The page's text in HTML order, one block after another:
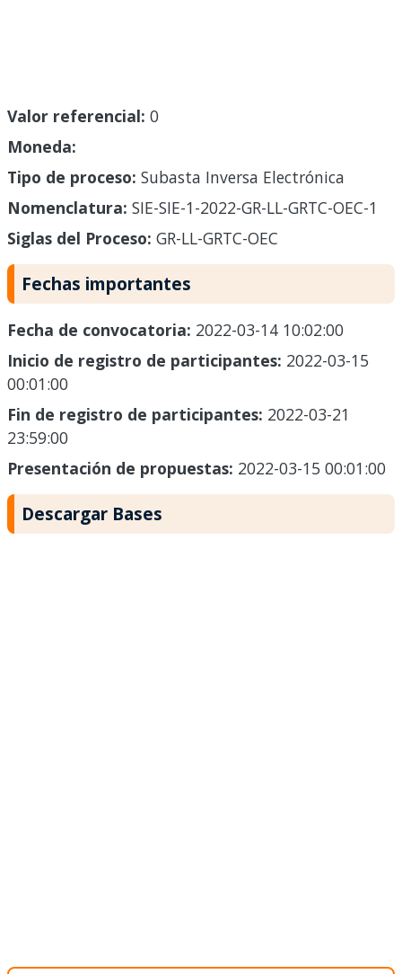
Valor referencial: 0
Moneda:
Tipo de proceso: Subasta Inversa Electrónica
Nomenclatura: SIE-SIE-1-2022-GR-LL-GRTC-OEC-1
Siglas del Proceso: GR-LL-GRTC-OEC
Fechas importantes
Fecha de convocatoria: 2022-03-14 10:02:00
Inicio de registro de participantes: 2022-03-15
00:01:00
Fin de registro de participantes: 2022-03-21
23:59:00
Presentación de propuestas: 2022-03-15 00:01:00
Descargar Bases